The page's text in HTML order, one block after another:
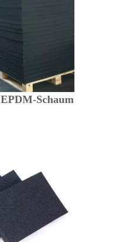
Schaum